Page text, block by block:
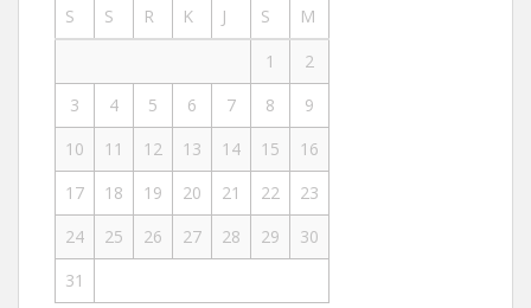
S
S R K J S
M
1
2
3
4 5 6 7 8
9
10
11 12 13 14 15
16
17
18 19 20 21 22
23
24
25 26 27 28 29
30
31